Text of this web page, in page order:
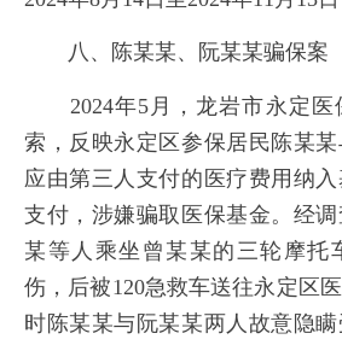
八、陈某某、阮某某骗保案
2024年5月，龙岩市永定医
索，反映永定区参保居民陈某
应由第三人支付的医疗费用纳
支付，涉嫌骗取医保基金。经
某等人乘坐曾某某的三轮摩托
伤，后被120急救车送往永定区
时陈某某与阮某某两人故意隐